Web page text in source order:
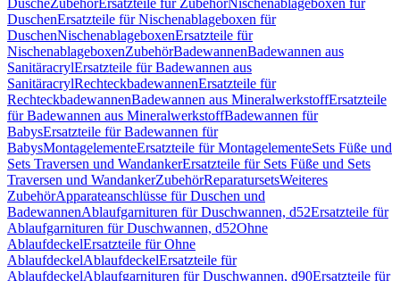
DuscheZubehörErsatzteile für ZubehörNischenablageboxen für
DuschenErsatzteile für Nischenablageboxen für
DuschenNischenablageboxenErsatzteile für
NischenablageboxenZubehörBadewannenBadewannen aus
SanitäracrylErsatzteile für Badewannen aus
SanitäracrylRechteckbadewannenErsatzteile für
RechteckbadewannenBadewannen aus MineralwerkstoffErsatzteile
für Badewannen aus MineralwerkstoffBadewannen für
BabysErsatzteile für Badewannen für
BabysMontagelementeErsatzteile für MontagelementeSets Füße und
Sets Traversen und WandankerErsatzteile für Sets Füße und Sets
Traversen und WandankerZubehörReparatursetsWeiteres
ZubehörApparateanschlüsse für Duschen und
BadewannenAblaufgarnituren für Duschwannen, d52Ersatzteile für
Ablaufgarnituren für Duschwannen, d52Ohne
AblaufdeckelErsatzteile für Ohne
AblaufdeckelAblaufdeckelErsatzteile für
AblaufdeckelAblaufgarnituren für Duschwannen, d90Ersatzteile für